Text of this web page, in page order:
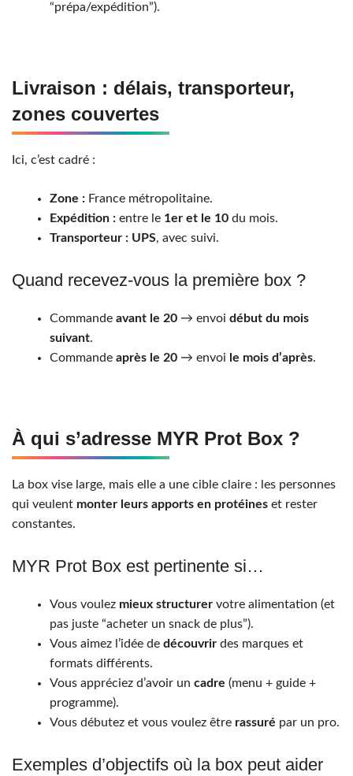
“prépa/expédition”).
Livraison : délais, transporteur,
zones couvertes
Ici, c’est cadré :
Zone : France métropolitaine.
Expédition : entre le 1er et le 10 du mois.
Transporteur : UPS, avec suivi.
Quand recevez-vous la première box ?
Commande avant le 20 → envoi début du mois
suivant.
Commande après le 20 → envoi le mois d’après.
À qui s’adresse MYR Prot Box ?
La box vise large, mais elle a une cible claire : les personnes
qui veulent monter leurs apports en protéines et rester
constantes.
MYR Prot Box est pertinente si…
Vous voulez mieux structurer votre alimentation (et
pas juste “acheter un snack de plus”).
Vous aimez l’idée de découvrir des marques et
formats différents.
Vous appréciez d’avoir un cadre (menu + guide +
programme).
Vous débutez et vous voulez être rassuré par un pro.
Exemples d’objectifs où la box peut aider